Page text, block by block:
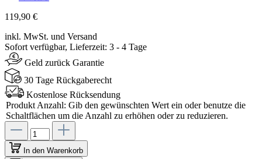
119,90 €
inkl. MwSt. und Versand
Sofort verfügbar, Lieferzeit: 3 - 4 Tage
Geld zurück Garantie
30 Tage Rückgaberecht
Kostenlose Rücksendung
Produkt Anzahl: Gib den gewünschten Wert ein oder benutze die
Schaltflächen um die Anzahl zu erhöhen oder zu reduzieren.
In den Warenkorb